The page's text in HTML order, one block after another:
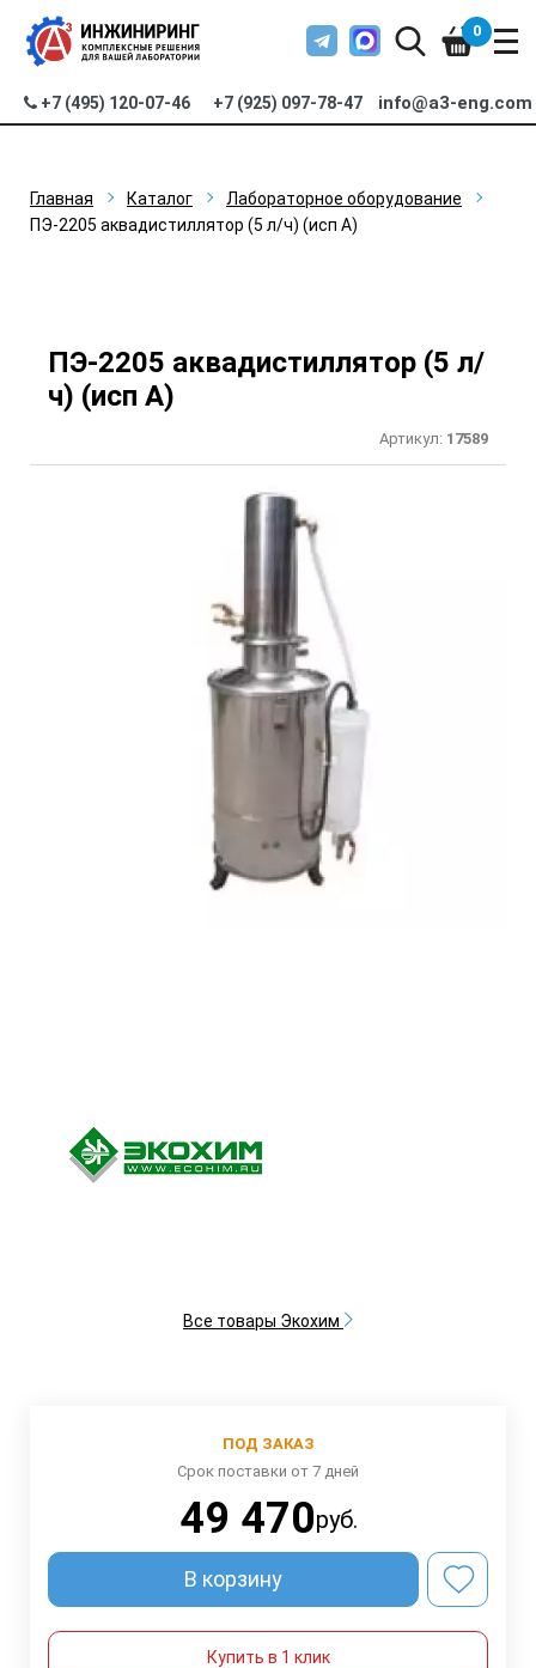
+7 (495) 120-07-46 +7 (925) 097-78-47 info@a3-eng.com
0
Главная Каталог
Лабораторное оборудование
ПЭ-2205 аквадистиллятор (5 л/ч) (исп А)
ПЭ-2205 аквадистиллятор (5 л/
ч) (исп А)
Артикул: 17589
Все товары Экохим
ПОД ЗАКАЗ
Срок поставки от 7 дней
49 470руб.
В корзину
Купить в 1 клик